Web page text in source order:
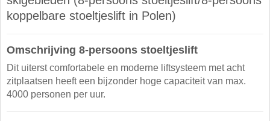
koppelbare stoeltjeslift in Polen)
Omschrijving 8-persoons stoeltjeslift
Dit uiterst comfortabele en moderne liftsysteem met acht
zitplaatsen heeft een bijzonder hoge capaciteit van max.
4000 personen per uur.